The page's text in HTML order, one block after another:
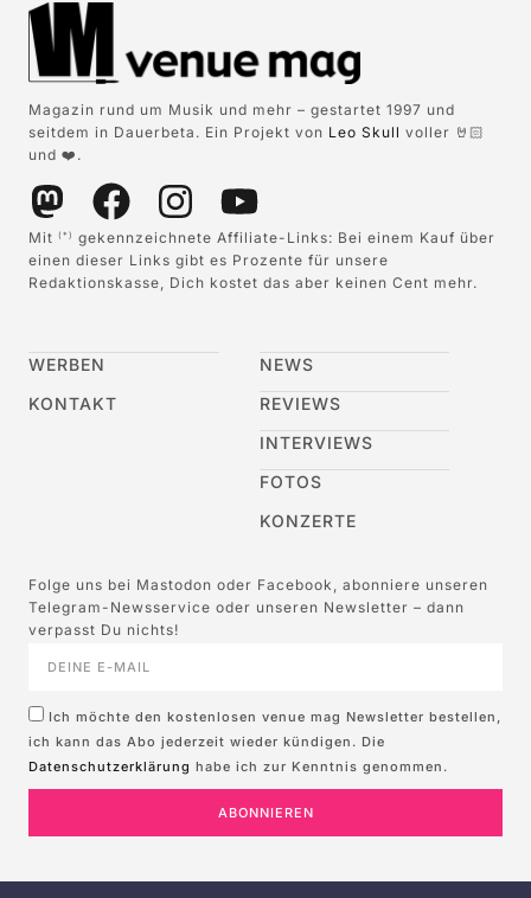
Magazin rund um Musik und mehr – gestartet 1997 und
seitdem in Dauerbeta. Ein Projekt von Leo Skull voller 🤘🏻
und ❤️.
Mit (*)
gekennzeichnete Affiliate-Links: Bei einem Kauf über
einen dieser Links gibt es Prozente für unsere
Redaktionskasse, Dich kostet das aber keinen Cent mehr.
WERBEN
KONTAKT
NEWS
REVIEWS
INTERVIEWS
FOTOS
KONZERTE
Folge uns bei Mastodon oder Facebook, abonniere unseren
Telegram-Newsservice oder unseren Newsletter – dann
verpasst Du nichts!
Ich möchte den kostenlosen venue mag Newsletter bestellen,
ich kann das Abo jederzeit wieder kündigen. Die
Datenschutzerklärung habe ich zur Kenntnis genommen.
ABONNIEREN